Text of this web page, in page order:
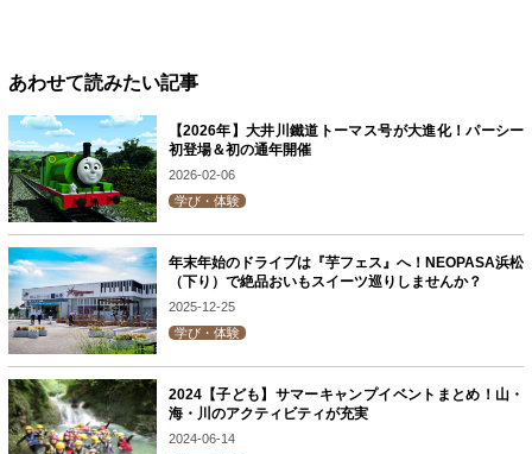
あわせて読みたい記事
【2026年】大井川鐵道トーマス号が大進化！パーシー
初登場＆初の通年開催
2026-02-06
学び・体験
年末年始のドライブは『芋フェス』へ！NEOPASA浜松
（下り）で絶品おいもスイーツ巡りしませんか？
2025-12-25
学び・体験
2024【子ども】サマーキャンプイベントまとめ！山・
海・川のアクティビティが充実
2024-06-14